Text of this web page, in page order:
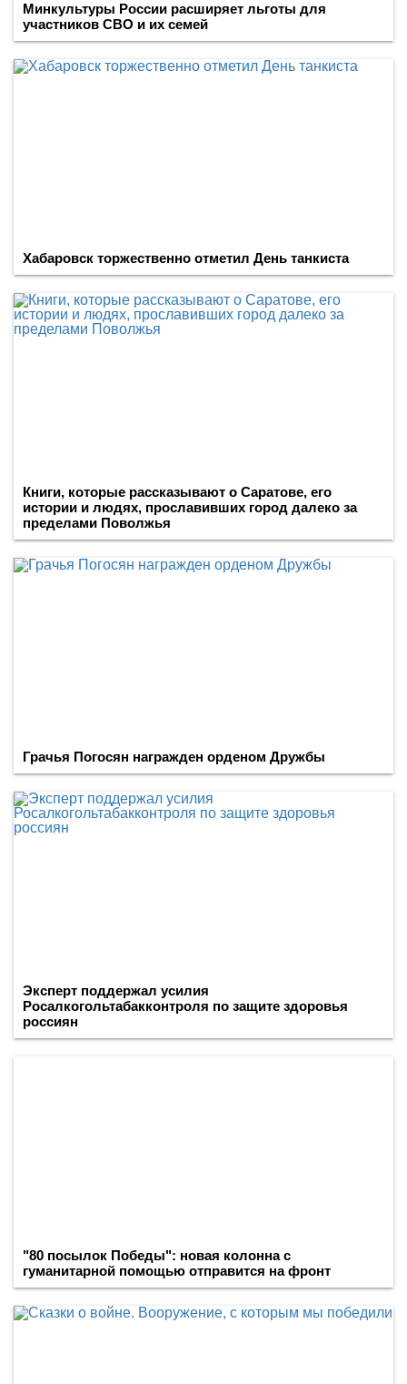
Минкультуры России расширяет льготы для
участников СВО и их семей
Хабаровск торжественно отметил День танкиста
Книги, которые рассказывают о Саратове, его
истории и людях, прославивших город далеко за
пределами Поволжья
Грачья Погосян награжден орденом Дружбы
Эксперт поддержал усилия
Росалкогольтабакконтроля по защите здоровья
россиян
"80 посылок Победы": новая колонна с
гуманитарной помощью отправится на фронт